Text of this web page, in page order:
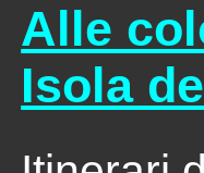
Alle
Isola